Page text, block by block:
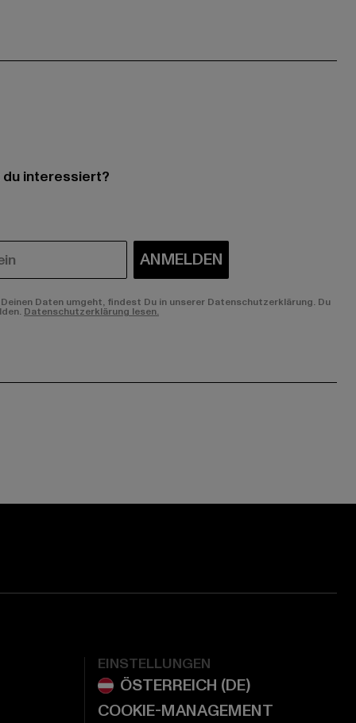
interessiert?
ANMELDEN
Daten umgeht, findest Du in unserer Datenschutzerklärung. Du
Datenschutzerklärung lesen.
page:channel:
EINSTELLUNGEN
COOKIE-MANAGEMENT